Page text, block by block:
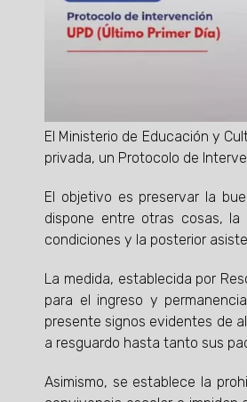
El Ministerio de Educación y
privada, un Protocolo de
El objetivo es preservar la
dispone entre otras cosas, la
condiciones y la posterior
La medida, establecida por
para el ingreso y
presente signos evidentes de
a resguardo hasta tanto sus
Asimismo, se establece la